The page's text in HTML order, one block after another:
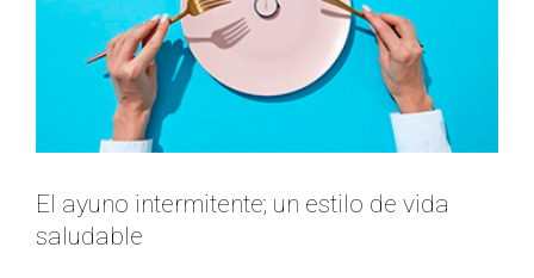
virgen
y
pistachos
saludable
El ayuno intermitente; un estilo de vida
saludable